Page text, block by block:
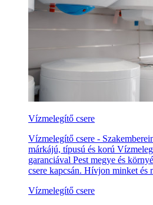
Vízmelegítő csere
Vízmelegítő csere -
márkájú, típusú és korú
garanciával Pest megye és
csere kapcsán. Hívjon minket és
Vízmelegítő csere